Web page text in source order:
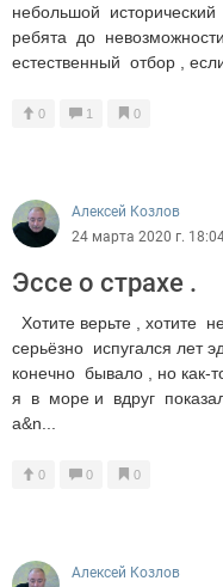
небольшой
ребята до
естественный отбор ,
0 1 0
Алексей Козлов
24 марта 2020 г.
Эссе о страхе .
Хотите верьте , хотите
серьёзно испугался лет
конечно бывало , но как-
я в море и вдруг
а&n...
0 0 0
Алексей Козлов